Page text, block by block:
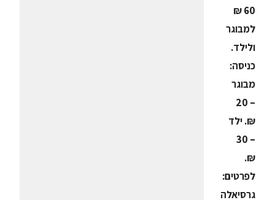
60 ₪
למבוגר
ולילד.
כניסה:
מבוגר
– 20
₪. ילד
– 30
₪.
לפרטים:
גרסיאלה